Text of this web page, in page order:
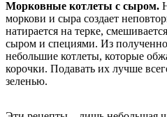
Морковные котлеты с сыром.
моркови и сыра создает
натирается на терке,
сыром и специями. Из
небольшие котлеты, которые
корочки. Подавать их лучше
зеленью.